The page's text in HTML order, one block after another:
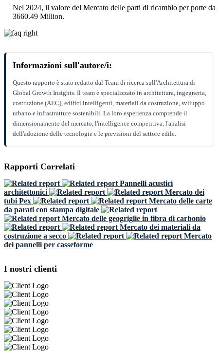
Nel 2024, il valore del Mercato delle parti di ricambio per porte da
3660.49 Million.
Informazioni sull'autore/i:
Questo rapporto è stato redatto dal Team di ricerca sull'Architettura di
Global Growth Insights. Il team è specializzato in architettura, ingegneria,
costruzione (AEC), edifici intelligenti, materiali da costruzione, sviluppo
urbano e infrastrutture sostenibili. La loro esperienza comprende il
dimensionamento del mercato, l'intelligence competitiva, l'analisi
dell'adozione delle tecnologie e le previsioni del settore edile.
Rapporti Correlati
Pannelli acustici
architettonici
Mercato dei
tubi Pex
Mercato delle carte
da parati con stampa digitale
Mercato delle geogriglie in fibra di carbonio
Mercato dei materiali da
costruzione a secco
Mercato
dei pannelli per casseforme
I nostri clienti